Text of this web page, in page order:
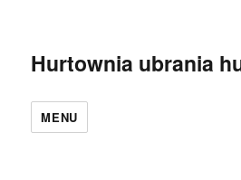
Hurtownia ubrania
MENU